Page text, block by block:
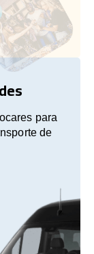
para
de